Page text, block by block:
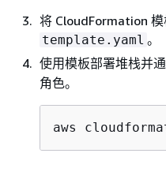
将 CloudFormation
template.yaml 。
使用模板部署堆栈并
角色。
aws